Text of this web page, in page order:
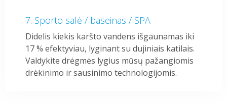
Sporto salė / baseinas / SPA
Didelis kiekis karšto vandens išgaunamas iki
17 % efektyviau, lyginant su dujiniais katilais.
Valdykite drėgmės lygius mūsų pažangiomis
drėkinimo ir sausinimo technologijomis.